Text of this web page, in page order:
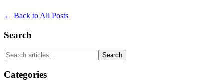
← Back to All Posts
Search
Search
Categories